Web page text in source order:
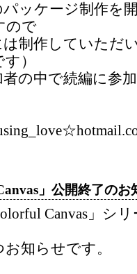
パッケージ制作を
ので
は制作していた
）
の中で続編に参
」公開終了のお
Canvas」シ
知らせです。